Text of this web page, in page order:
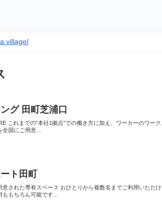
グ 田町芝浦口
これまでの“本社1拠点”での働き方に加え、ワーカーのワー
国にご用意...
ト田町
意された専有スペース おひとりから複数名までご利用いただ
もちろん可能です...